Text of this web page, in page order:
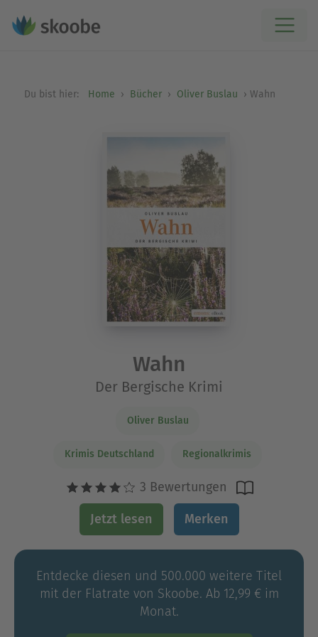
Du bist hier: Home Bücher Oliver Buslau Wahn
Wahn
Der Bergische Krimi
Oliver Buslau
Krimis Deutschland Regionalkrimis
3 Bewertungen
Jetzt lesen Merken
Entdecke diesen und 500.000 weitere Titel
mit der Flatrate von Skoobe. Ab 12,99 € im
Monat.